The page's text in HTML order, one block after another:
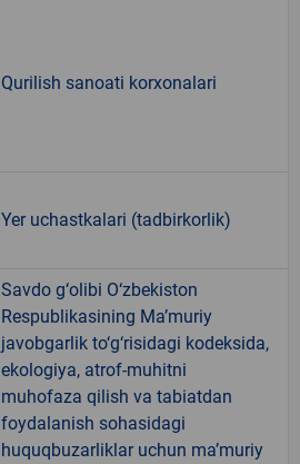
Qurilish sanoati korxonalari
Yer uchastkalari (tadbirkorlik)
Savdo g‘olibi O‘zbekiston
Respublikasining Ma’muriy
javobgarlik to‘g‘risidagi kodeksida,
ekologiya, atrof-muhitni
muhofaza qilish va tabiatdan
foydalanish sohasidagi
huquqbuzarliklar uchun ma’muriy